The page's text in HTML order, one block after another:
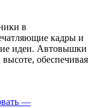
в
кадры и
идеи. Автовышки
обеспечивая
—